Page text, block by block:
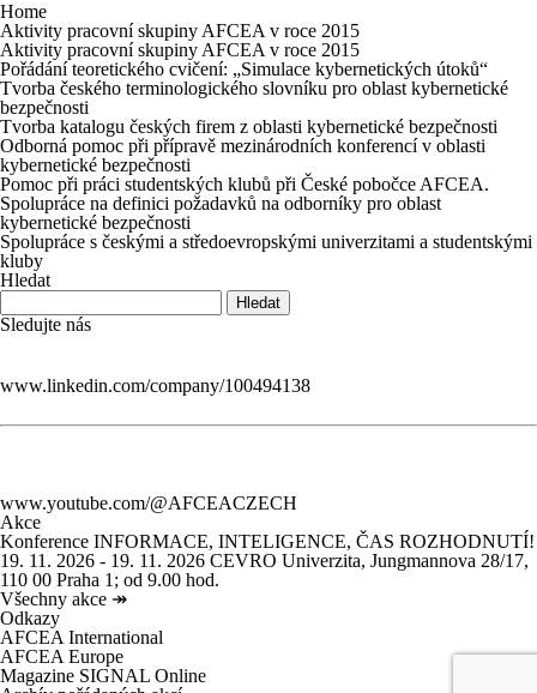
Home
Aktivity pracovní skupiny AFCEA v roce 2015
Aktivity pracovní skupiny AFCEA v roce 2015
Pořádání teoretického cvičení: „Simulace kybernetických útoků“
Tvorba českého terminologického slovníku pro oblast kybernetické
bezpečnosti
Tvorba katalogu českých firem z oblasti kybernetické bezpečnosti
Odborná pomoc při přípravě mezinárodních konferencí v oblasti
kybernetické bezpečnosti
Pomoc při práci studentských klubů při České pobočce AFCEA.
Spolupráce na definici požadavků na odborníky pro oblast
kybernetické bezpečnosti
Spolupráce s českými a středoevropskými univerzitami a studentskými
kluby
Hledat
Sledujte nás
www.linkedin.com/company/100494138
www.youtube.com/@AFCEACZECH
Akce
Konference INFORMACE, INTELIGENCE, ČAS ROZHODNUTÍ!
19. 11. 2026 - 19. 11. 2026 CEVRO Univerzita, Jungmannova 28/17,
110 00 Praha 1; od 9.00 hod.
Všechny akce ↠
Odkazy
AFCEA International
AFCEA Europe
Magazine SIGNAL Online